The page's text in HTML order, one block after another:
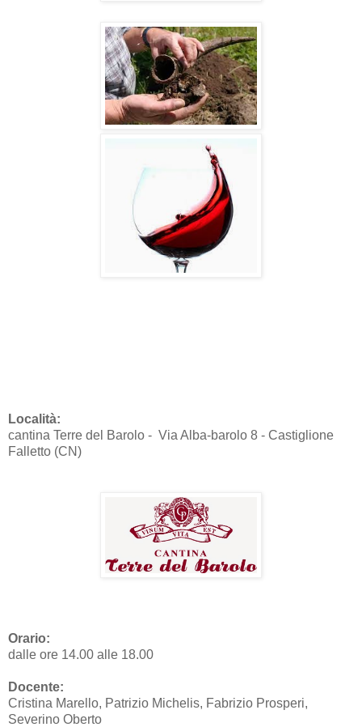
Località:
cantina Terre del Barolo - Via Alba-barolo 8 - Castiglione
Falletto (CN)
Orario:
dalle ore 14.00 alle 18.00
Docente:
Cristina Marello, Patrizio Michelis, Fabrizio Prosperi,
Severino Oberto